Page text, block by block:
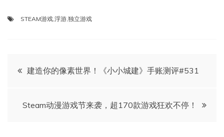
STEAM游戏 浮游 独立游戏
文 建造你的像素世界！《小小城建》手账测评#531
Steam动漫游戏节来袭，超170款游戏狂欢不停！